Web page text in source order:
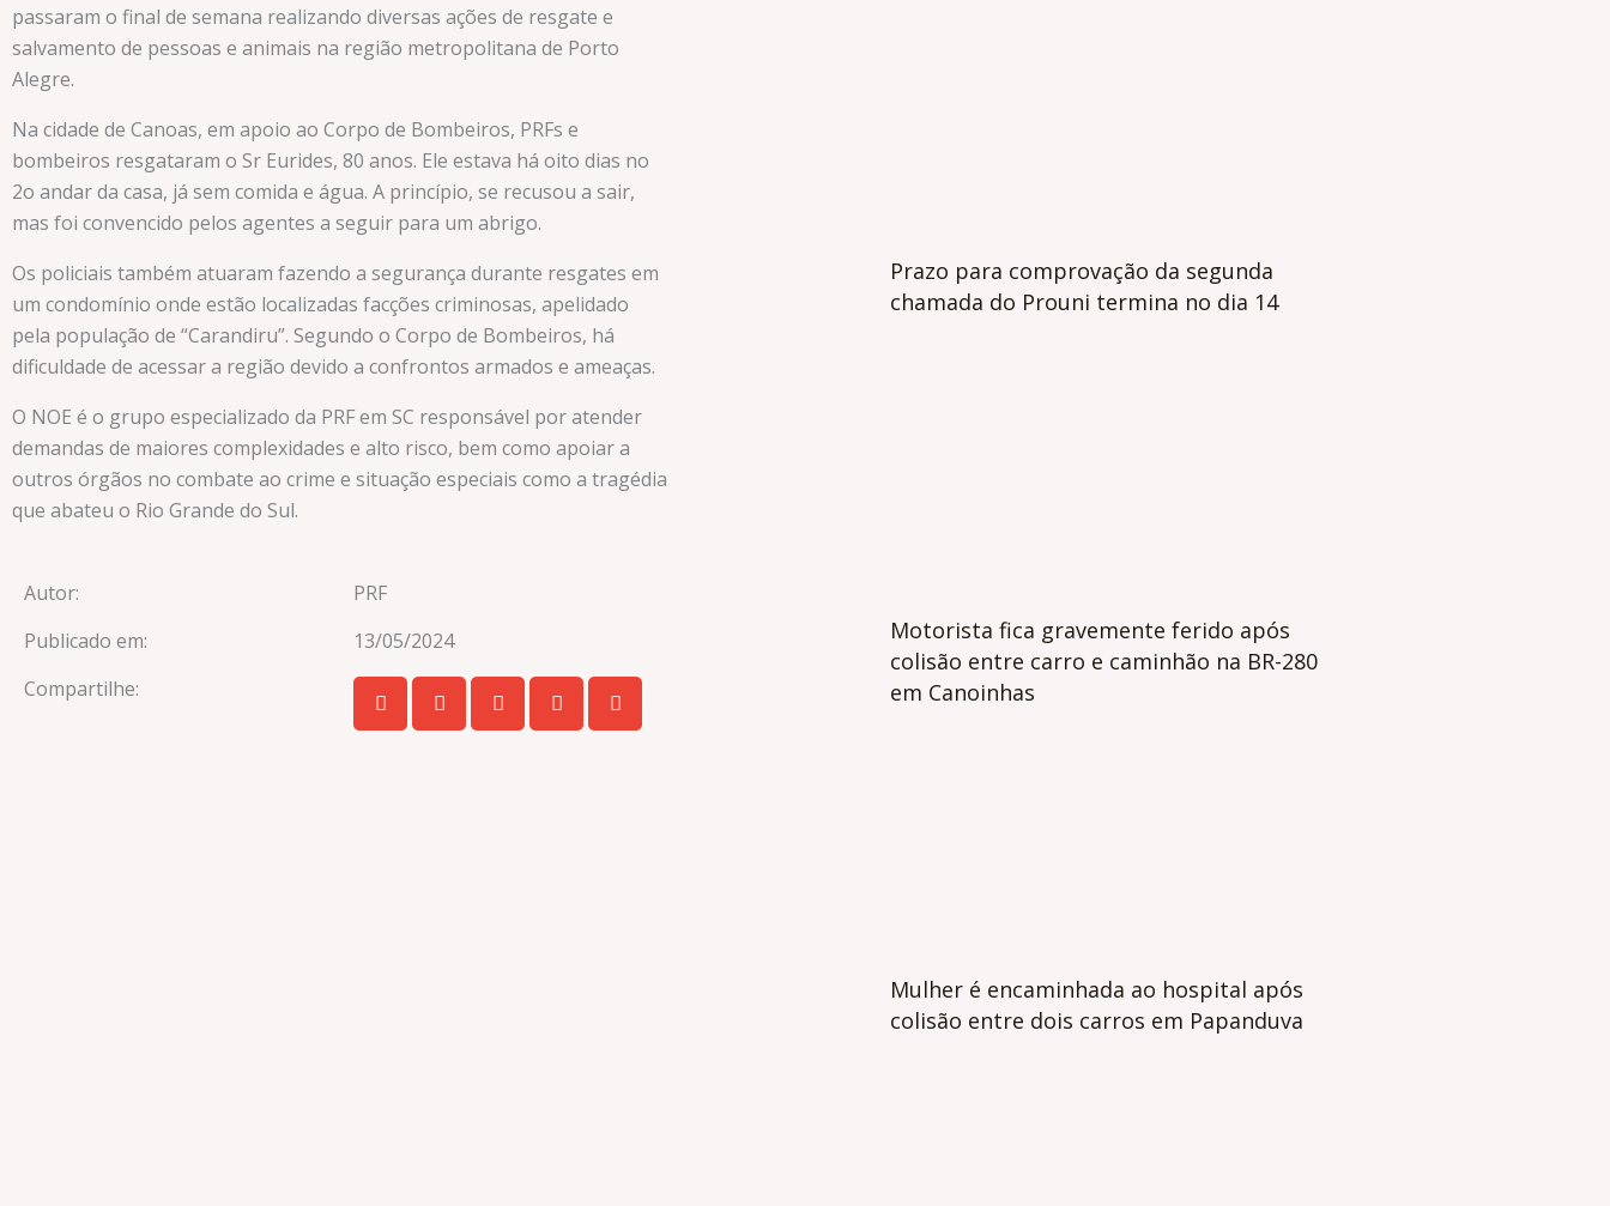
passaram o final de semana realizando diversas ações de resgate e
salvamento de pessoas e animais na região metropolitana de Porto
Alegre.
Na cidade de Canoas, em apoio ao Corpo de Bombeiros, PRFs e
bombeiros resgataram o Sr Eurides, 80 anos. Ele estava há oito dias no
2o andar da casa, já sem comida e água. A princípio, se recusou a sair,
mas foi convencido pelos agentes a seguir para um abrigo.
Os policiais também atuaram fazendo a segurança durante resgates em
um condomínio onde estão localizadas facções criminosas, apelidado
pela população de “Carandiru”. Segundo o Corpo de Bombeiros, há
dificuldade de acessar a região devido a confrontos armados e ameaças.
O NOE é o grupo especializado da PRF em SC responsável por atender
demandas de maiores complexidades e alto risco, bem como apoiar a
outros órgãos no combate ao crime e situação especiais como a tragédia
que abateu o Rio Grande do Sul.
Autor:
PRF
Publicado em:
13/05/2024
Compartilhe:
Prazo para comprovação da segunda
chamada do Prouni termina no dia 14
Motorista fica gravemente ferido após
colisão entre carro e caminhão na BR-280
em Canoinhas
Mulher é encaminhada ao hospital após
colisão entre dois carros em Papanduva